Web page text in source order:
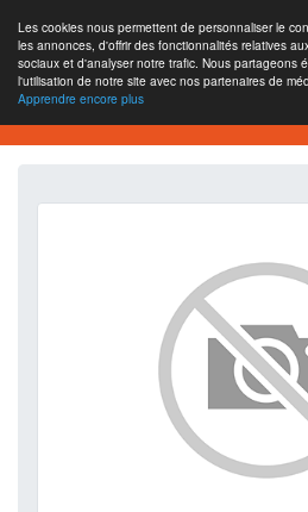
Les cookies nous permettent de personnaliser le
les annonces, d'offrir des fonctionnalités relatives
sociaux et d'analyser notre trafic. Nous partageons
l'utilisation de notre site avec nos partenaires de
Apprendre encore plus
SEO Analytics